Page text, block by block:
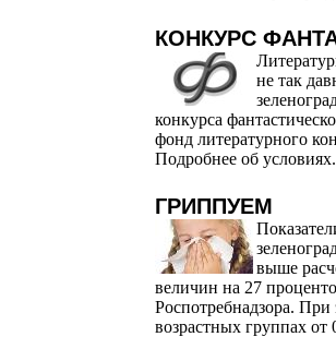
КОНКУРС
не так
конкурса
фонд литературного
Подробнее об
ГРИППУЕМ
выше
величин на 27
Роспотребнадзора. При
возрастных группах от